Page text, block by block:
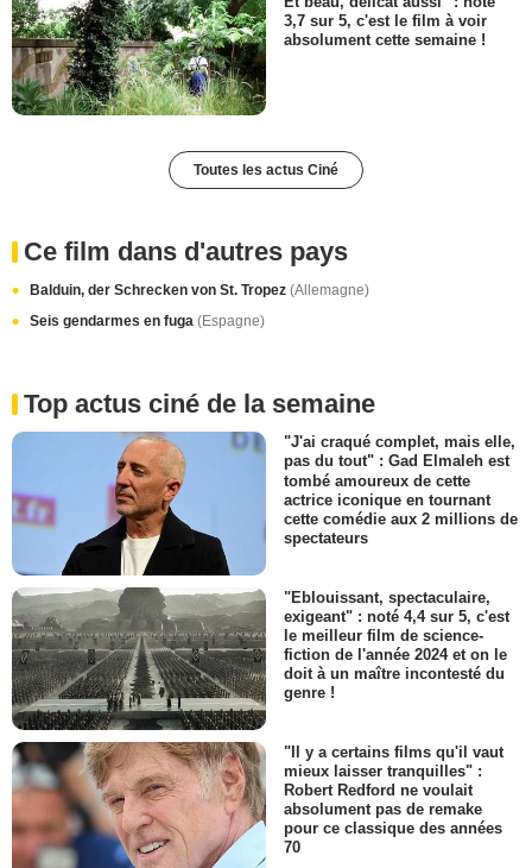
3,7 sur 5, c'est le film à voir
absolument cette semaine !
Toutes les actus Ciné
Ce film dans d'autres pays
Balduin, der Schrecken von St. Tropez (Allemagne)
Seis gendarmes en fuga (Espagne)
Top actus ciné de la semaine
"J'ai craqué complet, mais elle,
pas du tout" : Gad Elmaleh est
tombé amoureux de cette
actrice iconique en tournant
cette comédie aux 2 millions de
spectateurs
"Eblouissant, spectaculaire,
exigeant" : noté 4,4 sur 5, c'est
le meilleur film de science-
fiction de l'année 2024 et on le
doit à un maître incontesté du
genre !
"Il y a certains films qu'il vaut
mieux laisser tranquilles" :
Robert Redford ne voulait
absolument pas de remake
pour ce classique des années
70